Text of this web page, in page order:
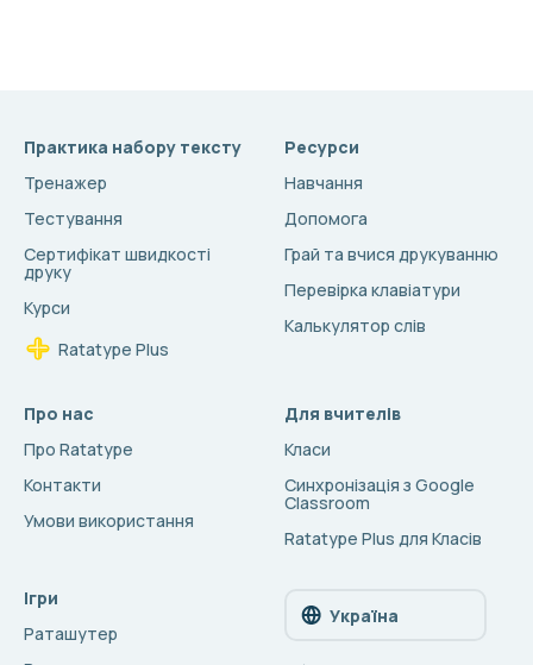
Практика набору тексту
Тренажер
Тестування
Сертифікат швидкості
друку
Курси
Ratatype Plus
Ресурси
Навчання
Допомога
Грай та вчися друкуванню
Перевірка клавіатури
Калькулятор слів
Про нас
Про Ratatype
Контакти
Умови використання
Для вчителів
Класи
Синхронізація з Google
Classroom
Ratatype Plus для Класів
Ігри
Раташутер
Україна